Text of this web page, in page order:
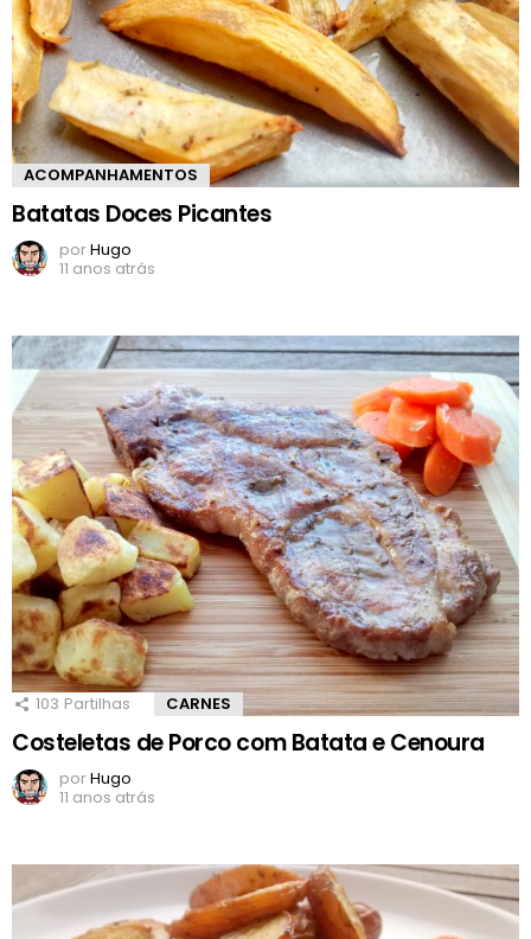
ACOMPANHAMENTOS
Batatas Doces Picantes
porHugo
11 anos atrás
103 Partilhas CARNES
Costeletas de Porco com Batata e Cenoura
porHugo
11 anos atrás